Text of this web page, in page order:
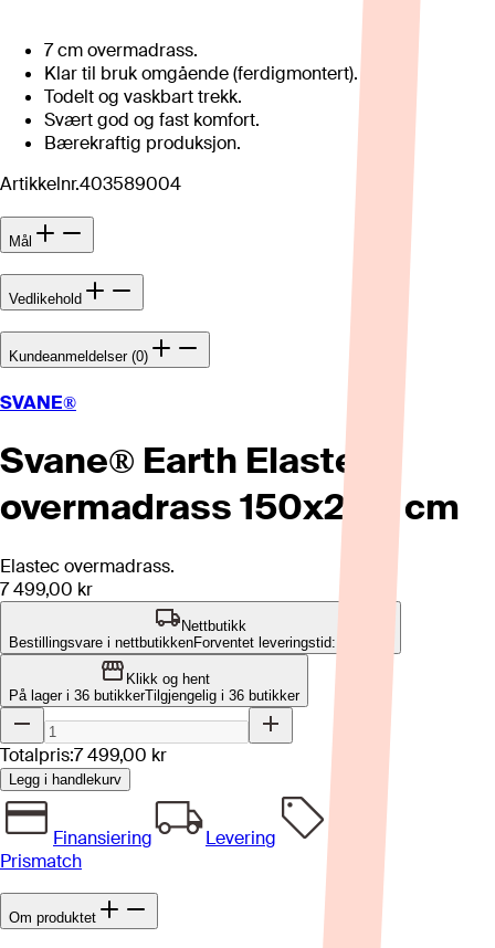
7 cm overmadrass.
Klar til bruk omgående (ferdigmontert).
Todelt og vaskbart trekk.
Svært god og fast komfort.
Bærekraftig produksjon.
Artikkelnr.403589004
Mål
Vedlikehold
Kundeanmeldelser (0)
SVANE®
Svane® Earth Elastec
overmadrass 150x200 cm
Elastec overmadrass.
7 499,00 kr
Nettbutikk
Bestillingsvare i nettbutikkenForventet leveringstid: 2-4 uker
Klikk og hent
På lager i 36 butikkerTilgjengelig i 36 butikker
Totalpris:7 499,00 kr
Legg i handlekurv
Finansiering
Levering
Prismatch
Om produktet